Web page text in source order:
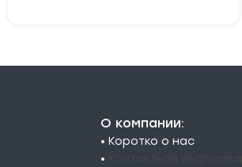
О компании:
• Коротко о нас
•